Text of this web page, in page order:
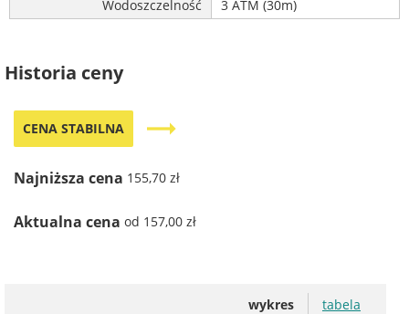
Wodoszczelność
3 ATM (30m)
Historia ceny
CENA STABILNA trending_flat
Najniższa cena 155,70 zł
Aktualna cena od 157,00 zł
wykres tabela